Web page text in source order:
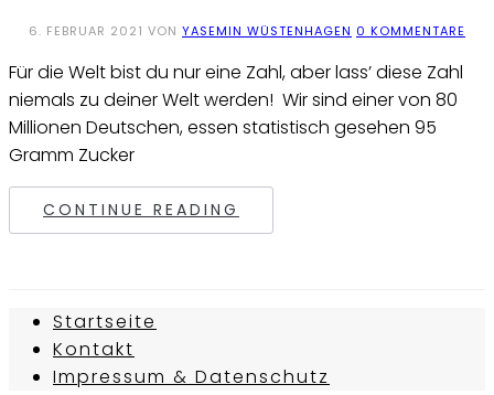
6. FEBRUAR 2021 VON YASEMIN WÜSTENHAGEN 0 KOMMENTARE
Für die Welt bist du nur eine Zahl, aber lass’ diese Zahl
niemals zu deiner Welt werden! Wir sind einer von 80
Millionen Deutschen, essen statistisch gesehen 95
Gramm Zucker
CONTINUE READING
Startseite
Kontakt
Impressum & Datenschutz